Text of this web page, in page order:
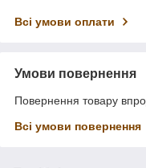
Всі умови оплати
Умови повернення
Повернення товару
Всі умови повернення